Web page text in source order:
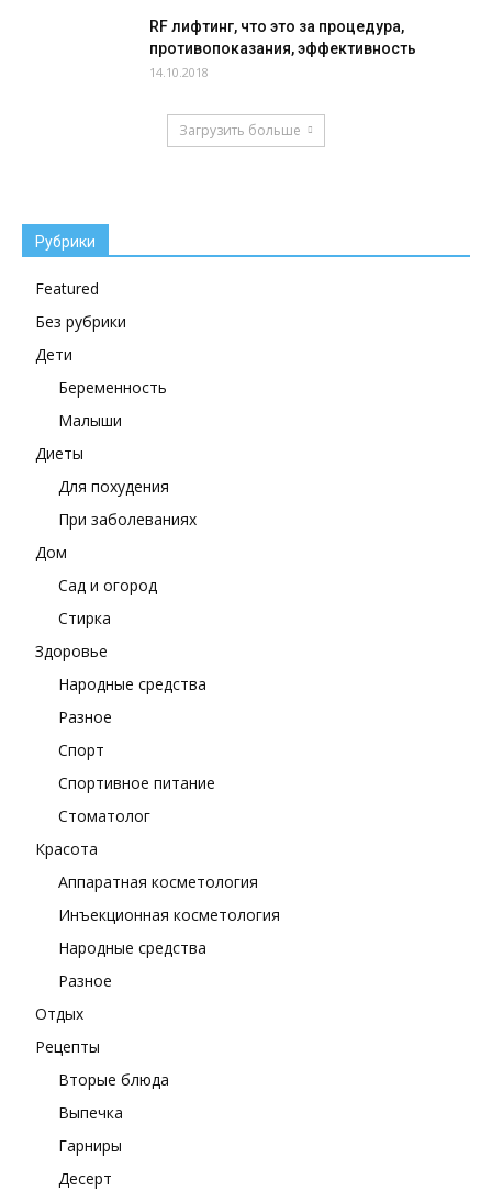
RF лифтинг, что это за процедура,
противопоказания, эффективность
14.10.2018
Загрузить больше
Рубрики
Featured
Без рубрики
Дети
Беременность
Малыши
Диеты
Для похудения
При заболеваниях
Дом
Сад и огород
Стирка
Здоровье
Народные средства
Разное
Спорт
Спортивное питание
Стоматолог
Красота
Аппаратная косметология
Инъекционная косметология
Народные средства
Разное
Отдых
Рецепты
Вторые блюда
Выпечка
Гарниры
Десерт